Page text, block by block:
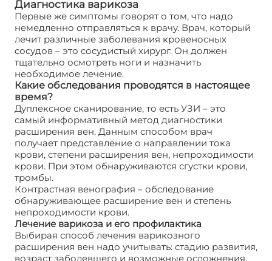
Диагностика варикоза
Первые же симптомы говорят о том, что надо
немедленно отправляться к врачу. Врач, который
лечит различные заболевания кровеносных
сосудов – это сосудистый хирург. Он должен
тщательно осмотреть ноги и назначить
необходимое лечение.
Какие обследования проводятся в настоящее
время?
Дуплексное сканирование, то есть УЗИ – это
самый информативный метод диагностики
расширения вен. Данным способом врач
получает представление о направлении тока
крови, степени расширения вен, непроходимости
крови. При этом обнаруживаются сгустки крови,
тромбы.
Контрастная венография – обследование
обнаруживающее расширение вен и степень
непроходимости крови.
Лечение варикоза и его профилактика
Выбирая способ лечения варикозного
расширения вен надо учитывать: стадию развития,
возраст заболевшего и возможные осложнения.